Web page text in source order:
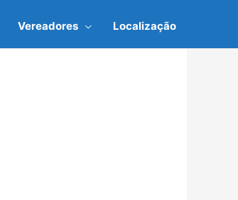
Vereadores Localização